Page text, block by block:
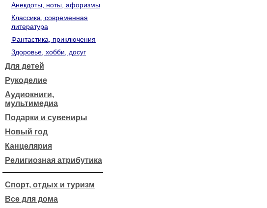
Анекдоты, ноты, афоризмы
Классика, современная
литература
Фантастика, приключения
Здоровье, хобби, досуг
Для детей
Рукоделие
Аудиокниги,
мультимедиа
Подарки и сувениры
Новый год
Канцелярия
Религиозная атрибутика
Спорт, отдых и туризм
Все для дома